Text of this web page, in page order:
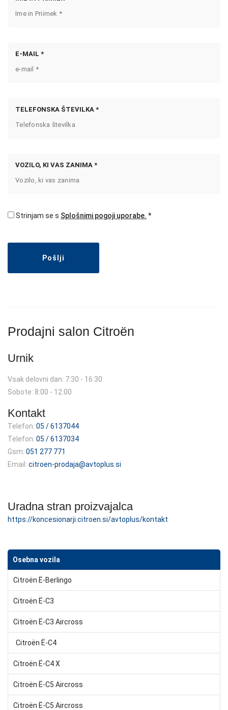
Prodajni salon Citroën
Urnik
Vsak delovni dan: 7:30 - 16:30
Sobote: 8:00 - 12:00
Kontakt
Telefon: 05 / 6137044
Telefon: 05 / 6137034
Gsm: 051 277 771
Email: citroen-prodaja@avtoplus.si
Uradna stran proizvajalca
https://koncesionarji.citroen.si/avtoplus/kontakt
Osebna vozila
Citroën Ë-Berlingo
Citroën Ë-C3
Citroën Ë-C3 Aircross
Citroën Ë-C4
Citroën Ë-C4 X
Citroën Ë-C5 Aircross
Citroën Ë-C5 Aircross
E-MAIL *
TELEFONSKA ŠTEVILKA *
VOZILO, KI VAS ZANIMA *
Strinjam se s Splošnimi pogoji uporabe.
Pošlji